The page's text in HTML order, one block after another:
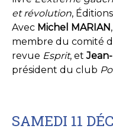
et révolution,
Avec Michel MARIAN
membre du comité
revue Esprit, et
président du club
SAMEDI 11